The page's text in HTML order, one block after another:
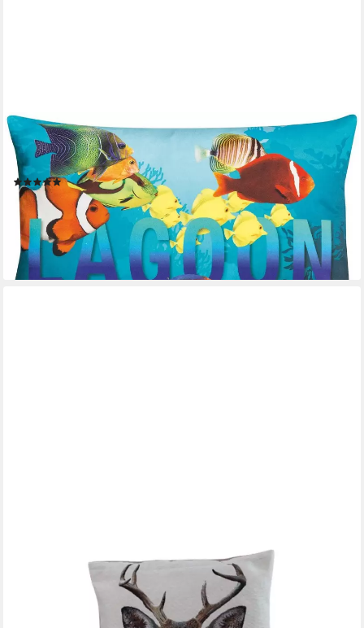
BETIES
Kissenbezug Dschungelfieber, (1 Stück), Kissenhülle ca. 30x50
cm TropicHome knallige Farben mit Animal-Print
(1)
6,90 € 9,90 €
-30%
lieferbar - in 2-3 Werktagen bei dir
Kissenhülle Zierkissenhülle Bergwelten ca. 45 x 45 cm, (1 Stück),
Wendekissen mit Reißverschluss Tiermotiv IGEL oder REH
21,99 €